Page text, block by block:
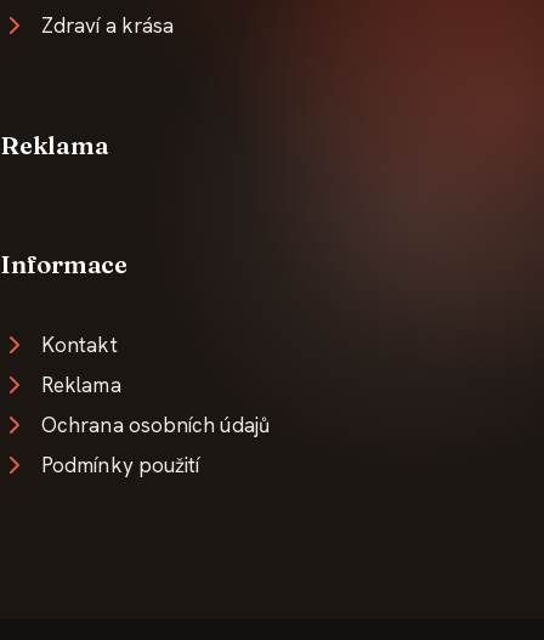
Zdraví a krása
Reklama
Informace
Kontakt
Reklama
Ochrana osobních údajů
Podmínky použití